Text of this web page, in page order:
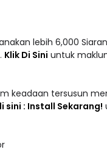
lebih 6,000
Klik Di Sini untuk
keadaan tersusun
sini : Install Sekarang!